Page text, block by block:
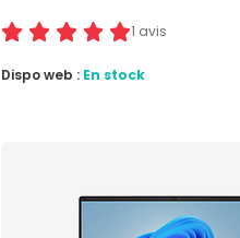
1 avis
Dispo web : En stock